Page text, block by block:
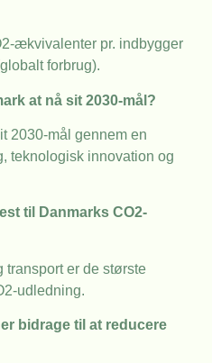
ækvivalenter pr. indbygger
forbrug).
at nå sit 2030-mål?
2030-mål gennem en
teknologisk innovation og
til Danmarks CO2-
transport er de største
udledning.
bidrage til at reducere